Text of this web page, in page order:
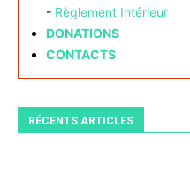
- Règlement Intérieur
DONATIONS
CONTACTS
RÉCENTS ARTICLES